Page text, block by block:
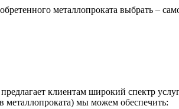
металлопроката выбрать –
клиентам широкий спектр
металлопроката) мы можем обеспечить: